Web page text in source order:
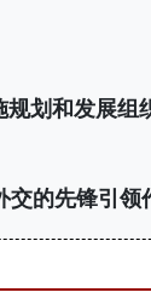
规划和发展组
交的先锋引领